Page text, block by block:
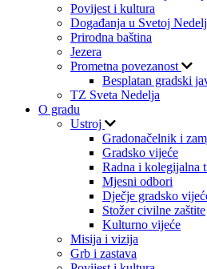
Povijest i kultura
Događanja u Svetoj
Prirodna baština
Jezera
Prometna povezanost
Besplatan gradski
TZ Sveta Nedelja
O gradu
Ustroj
Gradonačelnik i
Gradsko vijeće
Radna i kolegijalna
Mjesni odbori
Dječje gradsko
Stožer civilne zaštite
Kulturno vijeće
Misija i vizija
Grb i zastava